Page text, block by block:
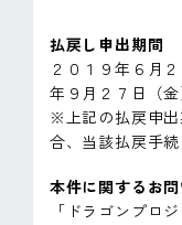
払戻し申出期間
２０１９年６月
年９月２７日（
※上記の払戻申
合、当該払戻手続
本件に関するお
「ドラゴンプロ